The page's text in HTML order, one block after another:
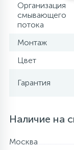
Организация
смывающего
потока
Монтаж
Цвет
Гарантия
Наличие на
Москва